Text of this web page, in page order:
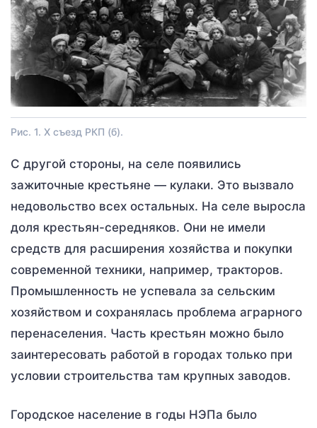
Рис. 1. X съезд РКП (б).
С другой стороны, на селе появились
зажиточные крестьяне — кулаки. Это вызвало
недовольство всех остальных. На селе выросла
доля крестьян-середняков. Они не имели
средств для расширения хозяйства и покупки
современной техники, например, тракторов.
Промышленность не успевала за сельским
хозяйством и сохранялась проблема аграрного
перенаселения. Часть крестьян можно было
заинтересовать работой в городах только при
условии строительства там крупных заводов.
Городское население в годы НЭПа было